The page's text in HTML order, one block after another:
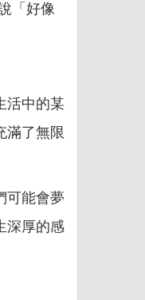
「好像
活中的某
滿了無限
可能會夢
深厚的感